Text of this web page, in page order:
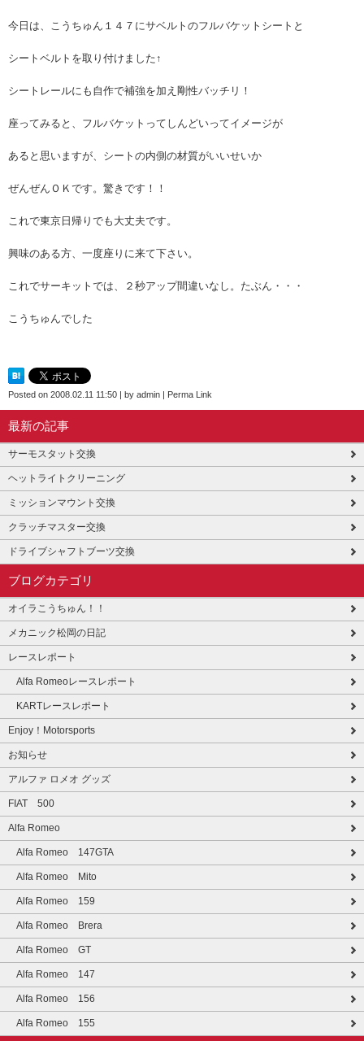
今日は、こうちゅん１４７にサベルトのフルバケットシートと
シートベルトを取り付けました↑
シートレールにも自作で補強を加え剛性バッチリ！
座ってみると、フルバケットってしんどいってイメージが
あると思いますが、シートの内側の材質がいいせいか
ぜんぜんＯＫです。驚きです！！
これで東京日帰りでも大丈夫です。
興味のある方、一度座りに来て下さい。
これでサーキットでは、２秒アップ間違いなし。たぶん・・・
こうちゅんでした
Posted on 2008.02.11 11:50 | by admin | Perma Link
最新の記事
サーモスタット交換
ヘットライトクリーニング
ミッションマウント交換
クラッチマスター交換
ドライブシャフトブーツ交換
ブログカテゴリ
オイラこうちゅん！！
メカニック松岡の日記
レースレポート
Alfa Romeoレースレポート
KARTレースレポート
Enjoy！Motorsports
お知らせ
アルファ ロメオ グッズ
FIAT 500
Alfa Romeo
Alfa Romeo 147GTA
Alfa Romeo Mito
Alfa Romeo 159
Alfa Romeo Brera
Alfa Romeo GT
Alfa Romeo 147
Alfa Romeo 156
Alfa Romeo 155